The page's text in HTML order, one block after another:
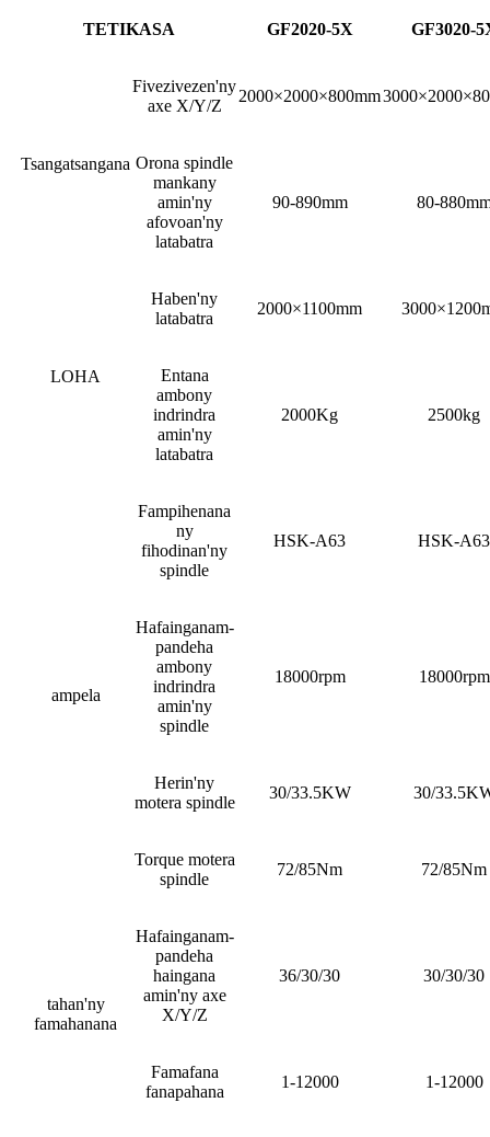
TETIKASA GF2020-5X GF3020-
Tsangatsangana
Fivezivezen'ny
axe X/Y/Z
2000×2000×800mm
Orona spindle
mankany
amin'ny
afovoan'ny
latabatra
90-890mm 80-
LOHA
Haben'ny
latabatra
2000×1100mm
Entana
ambony
indrindra
amin'ny
latabatra
2000Kg 2500kg
ampela
Fampihenana
ny
fihodinan'ny
spindle
HSK-A63 HSK-A63
Hafainganam-
pandeha
ambony
indrindra
amin'ny
spindle
18000rpm 18000rpm
Herin'ny
motera spindle
30/33.5KW 30/
Torque motera
spindle
72/85Nm 72/85Nm
tahan'ny
famahanana
Hafainganam-
pandeha
haingana
amin'ny axe
X/Y/Z
36/30/30 30/30/30
Famafana
fanapahana
1-12000 1-12000